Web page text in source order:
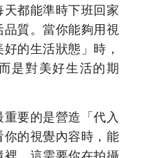
都能準時下班回家
質。當你能夠用視
的生活狀態」時，
是對美好生活的期
要的是營造「代入
的視覺內容時，能